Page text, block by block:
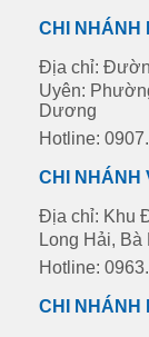
CHI NHÁNH
Địa chỉ:
Uyên:
Dương
Hotline:
CHI NHÁNH
Địa chỉ: Khu
Long Hải,
Hotline:
CHI NHÁNH